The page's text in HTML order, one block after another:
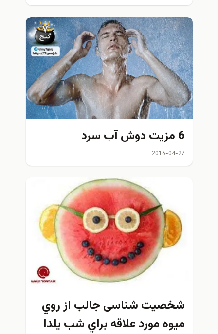
6 مزیت دوش آب سرد
2016-04-27
شخصیت شناسی جالب از روي
میوه مورد علاقه براي شب يلدا